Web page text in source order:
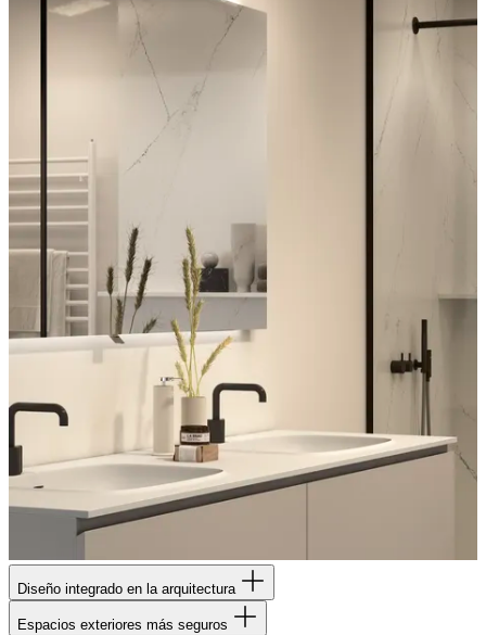
Diseño integrado en la arquitectura
Espacios exteriores más seguros